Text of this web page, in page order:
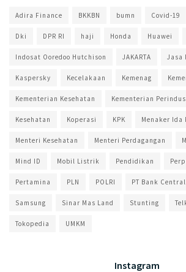
Adira Finance BKKBN bumn Covid-19
Dki DPR RI haji Honda Huawei
Indosat Ooredoo Hutchison JAKARTA Jasa
Kaspersky Kecelakaan Kemenag
Kementerian Kesehatan Kementerian
Kesehatan Koperasi KPK Menaker Ida
Menteri Kesehatan Menteri Perdagangan
Mind ID Mobil Listrik Pendidikan
Pertamina PLN POLRI PT Bank
Samsung Sinar Mas Land Stunting
Tokopedia UMKM
Instagram